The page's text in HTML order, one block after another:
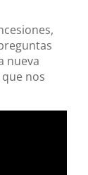
nueva
que nos